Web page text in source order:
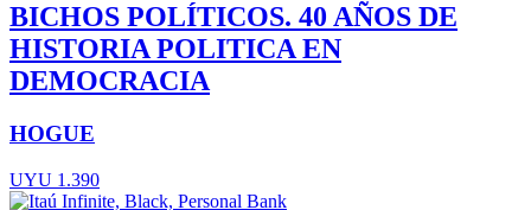
BICHOS POLÍTICOS. 40 AÑOS DE
HISTORIA POLITICA EN
DEMOCRACIA
HOGUE
UYU 1.390